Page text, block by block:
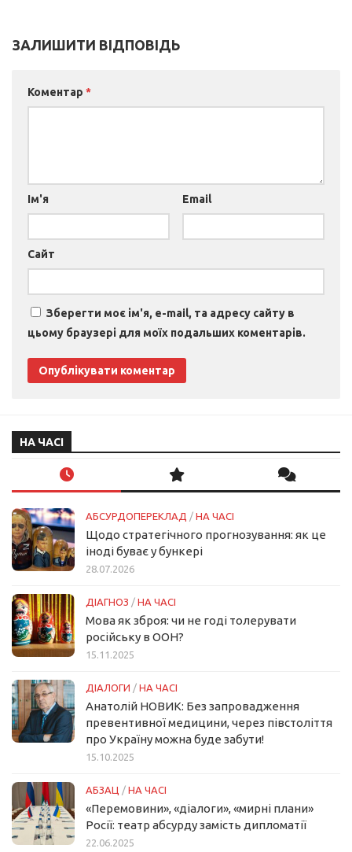
ЗАЛИШИТИ ВІДПОВІДЬ
Коментар *
Ім'я Email
Сайт
Зберегти моє ім'я, e-mail, та адресу сайту в
цьому браузері для моїх подальших коментарів.
НА ЧАСІ
АБСУРДОПЕРЕКЛАД / НА ЧАСІ
Щодо стратегічного прогнозування: як це
іноді буває у бункері
28.07.2026
ДІАГНОЗ / НА ЧАСІ
Мова як зброя: чи не годі толерувати
російську в ООН?
15.11.2025
ДІАЛОГИ / НА ЧАСІ
Анатолій НОВИК: Без запровадження
превентивної медицини, через півстоліття
про Україну можна буде забути!
15.10.2025
АБЗАЦ / НА ЧАСІ
«Перемовини», «діалоги», «мирні плани»
Росії: театр абсурду замість дипломатії
22.06.2025